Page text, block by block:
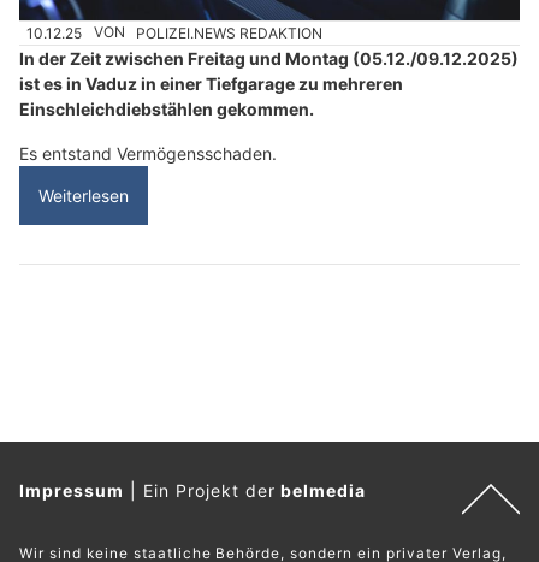
10.12.25 VON POLIZEI.NEWS REDAKTION
In der Zeit zwischen Freitag und Montag (05.12./09.12.2025)
ist es in Vaduz in einer Tiefgarage zu mehreren
Einschleichdiebstählen gekommen.
Es entstand Vermögensschaden.
Weiterlesen
Impressum Ein Projekt derbelmedia
Wir sind keine staatliche Behörde, sondern ein privater Verlag,